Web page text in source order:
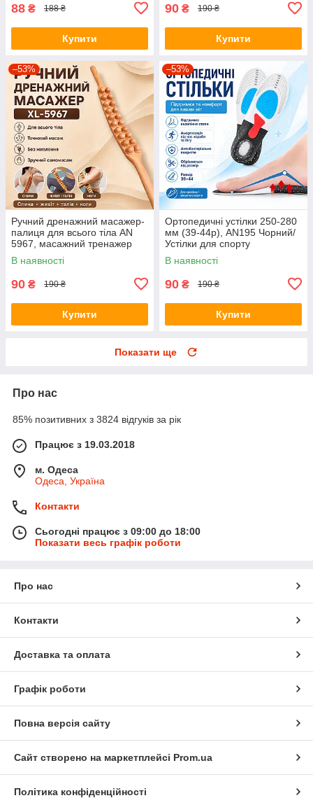
88 ₴ 188 ₴
Купити
90 ₴ 190 ₴
Купити
–53%
Ручний дренажний масажер-
палиця для всього тіла AN
5967, масажний тренажер
для спини, живота, талії,
стегон і ніг, коричневий
В наявності
90 ₴ 190 ₴
Купити
–53%
Ортопедичні устілки 250-280
мм (39-44р), AN195 Чорний/
Устілки для спорту
універсальні/Рережні устілки
для взуття
В наявності
90 ₴ 190 ₴
Купити
Показати ще
Про нас
85% позитивних з 3824 відгуків за рік
Працює з 19.03.2018
м. Одеса
Одеса, Україна
Контакти
Сьогодні працює з 09:00 до 18:00
Показати весь графік роботи
Про нас
Контакти
Доставка та оплата
Графік роботи
Повна версія сайту
Сайт створено на маркетплейсі Prom.ua
Політика конфіденційності